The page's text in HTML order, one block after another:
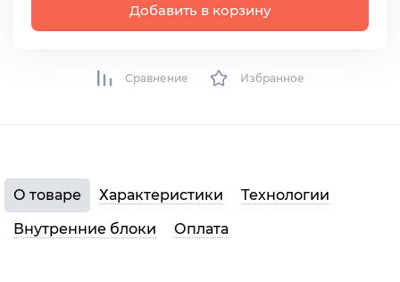
Добавить в корзину
Сравнение Избранное
О товаре Характеристики
Технологии
Внутренние блоки
Оплата